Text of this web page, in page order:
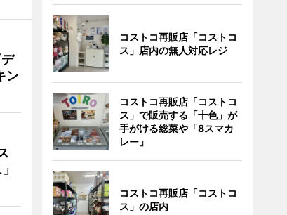
ン
コストコ再販店「コストコ
ス」店内の無人対応レジ
コストコ再販店「コストコ
ス」で販売する「十色」が
手がける総菜や「8スマカ
レー」
コストコ再販店「コストコ
ス」の店内